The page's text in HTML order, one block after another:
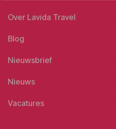
Over Lavida Travel
Blog
Nieuwsbrief
Nieuws
Vacatures